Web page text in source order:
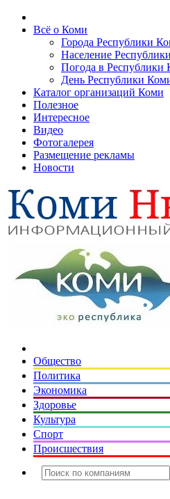
Всё о Коми
Города Республики
Население
Погода в Республики
День Республики
Каталог организаций Коми
Полезное
Интересное
Видео
Фотогалерея
Размещение рекламы
Новости
Общество
Политика
Экономика
Здоровье
Культура
Спорт
Происшествия